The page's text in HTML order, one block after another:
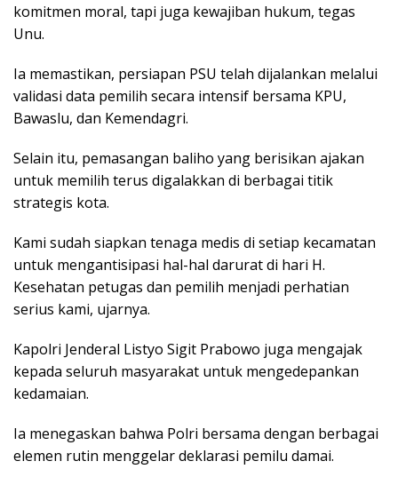
komitmen moral, tapi juga kewajiban hukum, tegas
Unu.
Ia memastikan, persiapan PSU telah dijalankan melalui
validasi data pemilih secara intensif bersama KPU,
Bawaslu, dan Kemendagri.
Selain itu, pemasangan baliho yang berisikan ajakan
untuk memilih terus digalakkan di berbagai titik
strategis kota.
Kami sudah siapkan tenaga medis di setiap kecamatan
untuk mengantisipasi hal-hal darurat di hari H.
Kesehatan petugas dan pemilih menjadi perhatian
serius kami, ujarnya.
Kapolri Jenderal Listyo Sigit Prabowo juga mengajak
kepada seluruh masyarakat untuk mengedepankan
kedamaian.
Ia menegaskan bahwa Polri bersama dengan berbagai
elemen rutin menggelar deklarasi pemilu damai.